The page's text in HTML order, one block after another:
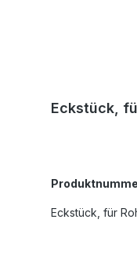
Eckstück,
Eckstück, für